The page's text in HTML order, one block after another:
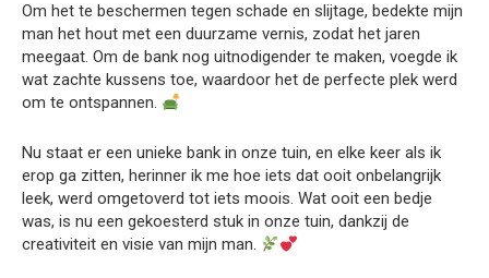
Om het te beschermen tegen schade en slijtage, bedekte mijn
man het hout met een duurzame vernis, zodat het jaren
meegaat. Om de bank nog uitnodigender te maken, voegde ik
wat zachte kussens toe, waardoor het de perfecte plek werd
om te ontspannen.
Nu staat er een unieke bank in onze tuin, en elke keer als ik
erop ga zitten, herinner ik me hoe iets dat ooit onbelangrijk
leek, werd omgetoverd tot iets moois. Wat ooit een bedje
was, is nu een gekoesterd stuk in onze tuin, dankzij de
creativiteit en visie van mijn man.